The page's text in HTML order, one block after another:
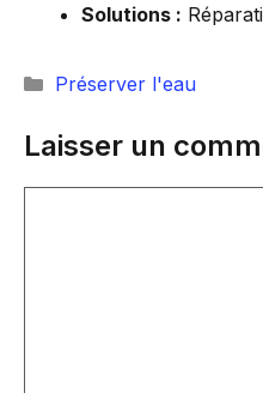
Solutions :
Catégories
Préserver l'eau
Laisser un